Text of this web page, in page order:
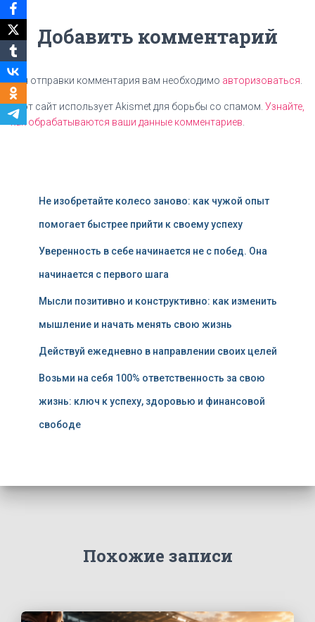
Добавить комментарий
Для отправки комментария вам необходимо авторизоваться
Этот сайт использует Akismet для борьбы со спамом. Узнайте,
как обрабатываются ваши данные комментариев
Не изобретайте колесо заново: как чужой опыт
помогает быстрее прийти к своему успеху
Уверенность в себе начинается не с побед. Она
начинается с первого шага
Мысли позитивно и конструктивно: как изменить
мышление и начать менять свою жизнь
Действуй ежедневно в направлении своих целей
Возьми на себя 100% ответственность за свою
жизнь: ключ к успеху, здоровью и финансовой
свободе
Похожие записи